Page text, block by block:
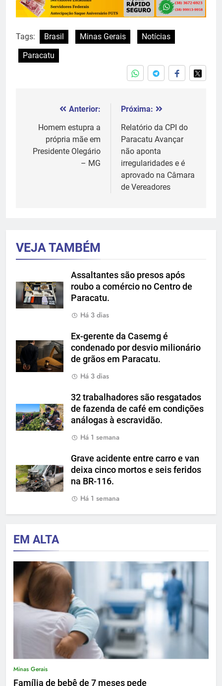
Tags: Brasil Minas Gerais
Notícias
Paracatu
Navegação
Post
Anterior:
Homem estupra a
própria mãe em
Presidente Olegário
– MG
Próxima:
Relatório da CPI do
Paracatu Avançar
não aponta
irregularidades e é
aprovado na Câmara
de Vereadores
VEJA TAMBÉM
Assaltantes são presos após
roubo a comércio no Centro de
Paracatu.
Há 3 dias
Ex-gerente da Casemg é
condenado por desvio milionário
de grãos em Paracatu.
Há 3 dias
32 trabalhadores são resgatados
de fazenda de café em condições
análogas à escravidão.
Há 1 semana
Grave acidente entre carro e van
deixa cinco mortos e seis feridos
na BR-116.
Há 1 semana
EM ALTA
Minas Gerais
Família de bebê de 7 meses pede